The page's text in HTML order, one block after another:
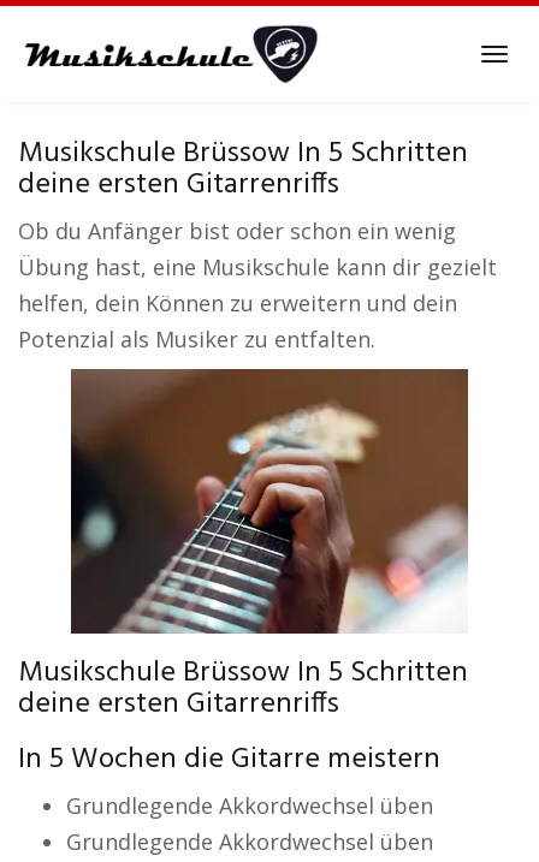
Musikschule Brüssow In 5 Schritten
deine ersten Gitarrenriffs
Ob du Anfänger bist oder schon ein wenig
Übung hast, eine Musikschule kann dir gezielt
helfen, dein Können zu erweitern und dein
Potenzial als Musiker zu entfalten.
Musikschule Brüssow In 5 Schritten
deine ersten Gitarrenriffs
In 5 Wochen die Gitarre meistern
Grundlegende Akkordwechsel üben
Grundlegende Akkordwechsel üben